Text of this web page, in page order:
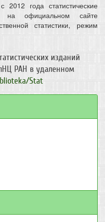
года статистические
на официальном сайте
статистики, режим
изданий
РАН в удаленном
Stat